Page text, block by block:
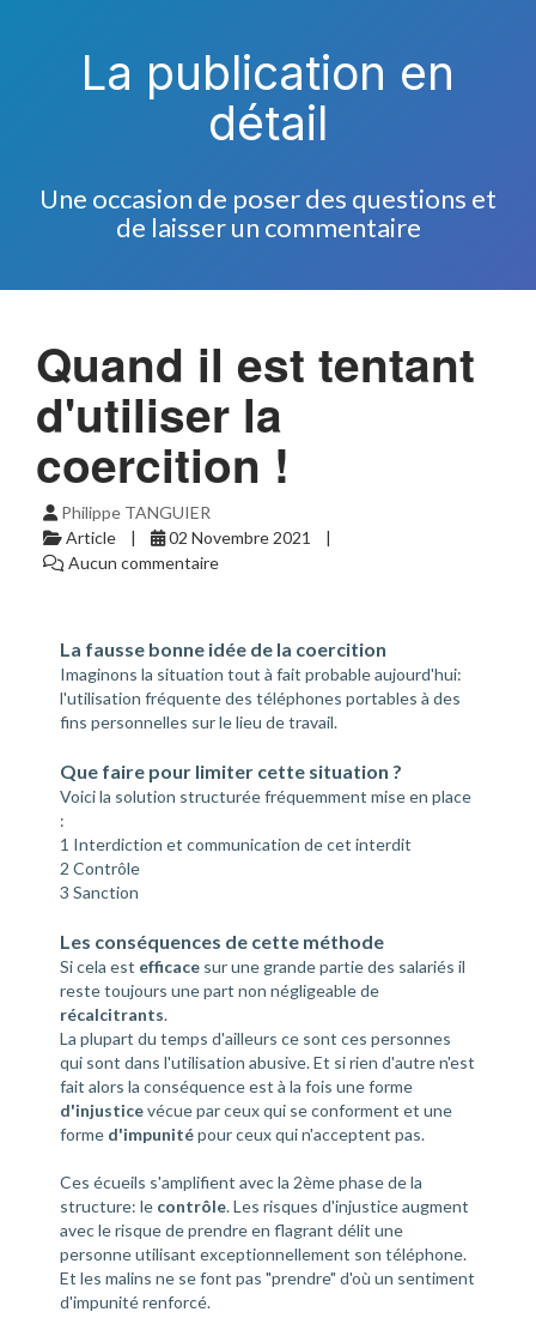
La publication en
détail
Une occasion de poser des questions et
de laisser un commentaire
Quand il est tentant
d'utiliser la
coercition !
Philippe TANGUIER
Article
02 Novembre 2021
Aucun commentaire
La fausse bonne idée de la coercition
Imaginons la situation tout à fait probable aujourd'hui:
l'utilisation fréquente des téléphones portables à des
fins personnelles sur le lieu de travail.
Que faire pour limiter cette situation ?
Voici la solution structurée fréquemment mise en place
:
1 Interdiction et communication de cet interdit
2 Contrôle
3 Sanction
Les conséquences de cette méthode
Si cela est efficace sur une grande partie des salariés il
reste toujours une part non négligeable de
récalcitrants.
La plupart du temps d'ailleurs ce sont ces personnes
qui sont dans l'utilisation abusive. Et si rien d'autre n'est
fait alors la conséquence est à la fois une forme
d'injusticevécue par ceux qui se conforment et une
forme d'impunitépour ceux qui n'acceptent pas.
Ces écueils s'amplifient avec la 2ème phase de la
structure: le contrôle. Les risques d'injustice augment
avec le risque de prendre en flagrant délit une
personne utilisant exceptionnellement son téléphone.
Et les malins ne se font pas "prendre" d'où un sentiment
d'impunité renforcé.